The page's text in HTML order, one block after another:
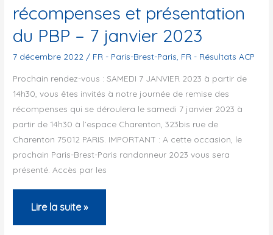
//
1200m+
récompenses et présentation
du PBP – 7 janvier 2023
7 décembre 2022 / FR - Paris-Brest-Paris FR - Résultats ACP
Prochain rendez-vous : SAMEDI 7 JANVIER 2023 à partir de
14h30, vous êtes invités à notre journée de remise des
récompenses qui se déroulera le samedi 7 janvier 2023 à
partir de 14h30 à l’espace Charenton, 323bis rue de
Charenton 75012 PARIS. IMPORTANT : A cette occasion, le
prochain Paris-Brest-Paris randonneur 2023 vous sera
présenté. Accès par les
Soirée
de
Lire la suite »